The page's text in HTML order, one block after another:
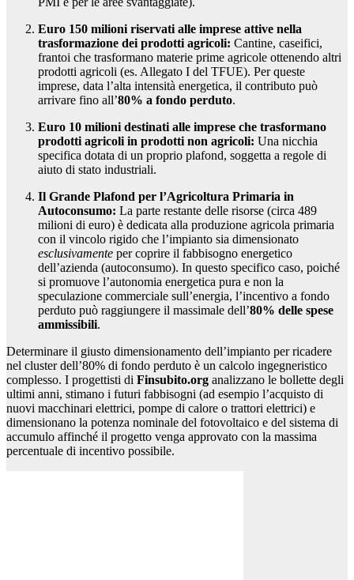
Euro 150 milioni riservati alle imprese attive nella
trasformazione dei prodotti agricoli: Cantine, caseifici,
frantoi che trasformano materie prime agricole ottenendo altri
prodotti agricoli (es. Allegato I del TFUE). Per queste
imprese, data l’alta intensità energetica, il contributo può
arrivare fino all’80% a fondo perduto.
Euro 10 milioni destinati alle imprese che trasformano
prodotti agricoli in prodotti non agricoli: Una nicchia
specifica dotata di un proprio plafond, soggetta a regole di
aiuto di stato industriali.
Il Grande Plafond per l’Agricoltura Primaria in
Autoconsumo: La parte restante delle risorse (circa 489
milioni di euro) è dedicata alla produzione agricola primaria
con il vincolo rigido che l’impianto sia dimensionato
esclusivamente per coprire il fabbisogno energetico
dell’azienda (autoconsumo). In questo specifico caso, poiché
si promuove l’autonomia energetica pura e non la
speculazione commerciale sull’energia, l’incentivo a fondo
perduto può raggiungere il massimale dell’80% delle spese
ammissibili.
Determinare il giusto dimensionamento dell’impianto per ricadere
nel cluster dell’80% di fondo perduto è un calcolo ingegneristico
complesso. I progettisti di Finsubito.org analizzano le bollette degli
ultimi anni, stimano i futuri fabbisogni (ad esempio l’acquisto di
nuovi macchinari elettrici, pompe di calore o trattori elettrici) e
dimensionano la potenza nominale del fotovoltaico e del sistema di
accumulo affinché il progetto venga approvato con la massima
percentuale di incentivo possibile.